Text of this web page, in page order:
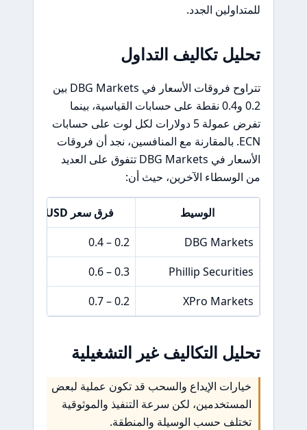
للمتداولين الجدد.
تحليل تكاليف التداول
تتراوح فروقات الأسعار في DBG Markets بين
0.2 و0.4 نقطة على حسابات القياسية، بينما
تفرض عمولة 5 دولارات لكل لوت على حسابات
ECN. بالمقارنة مع المنافسين، نجد أن فروقات
الأسعار في DBG Markets تتفوق على العديد
من الوسطاء الآخرين، حيث أن:
الوسيط
فرق سعر EUR/USD
DBG Markets
0.2 – 0.4
Phillip Securities
0.3 – 0.6
XPro Markets
0.2 – 0.7
تحليل التكاليف غير التشغيلية
خيارات الإيداع والسحب قد تكون عملية لبعض
المستخدمين، لكن سرعة التنفيذ والموثوقية
تختلف حسب الوسيلة والمنطقة.